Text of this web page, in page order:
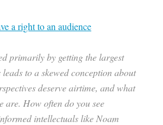
a right to an audience
primarily by getting the largest
to a skewed conception about
deserve airtime, and what
are. How often do you see
intellectuals like Noam